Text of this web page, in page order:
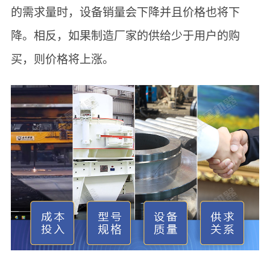
的需求量时，设备销量会下降并且价格也将下
降。相反，如果制造厂家的供给少于用户的购
买，则价格将上涨。